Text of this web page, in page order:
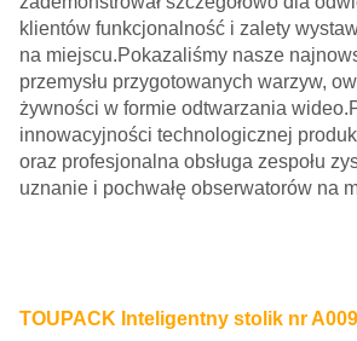
klientów funkcjonalność i zalety
na miejscu.Pokazaliśmy nasze
przemysłu przygotowanych warzyw,
żywności w formie odtwarzania
innowacyjności technologicznej
oraz profesjonalna obsługa zespołu
uznanie i pochwałę obserwatorów na
TOUPACK Inteligentny stolik nr